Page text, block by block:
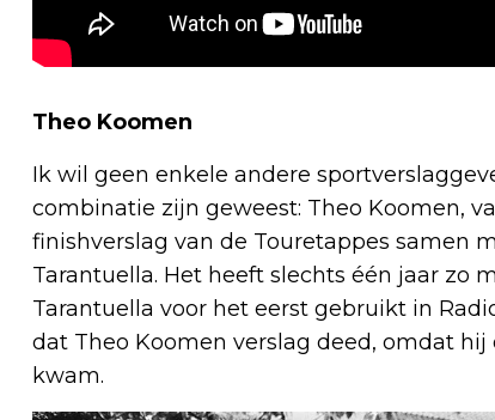
Theo Koomen
Ik wil geen enkele andere
combinatie zijn geweest: Theo Koomen,
finishverslag van de Touretappes samen
Tarantuella. Het heeft slechts één jaar zo
Tarantuella voor het eerst gebruikt in
dat Theo Koomen verslag deed, omdat
kwam.